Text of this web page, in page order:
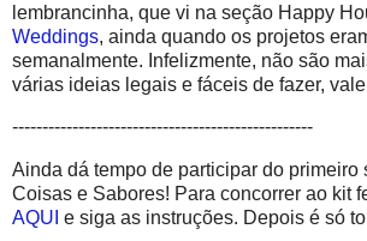
lembrancinha, que vi na seção Happy
Weddings, ainda quando os projetos
semanalmente. Infelizmente, não são
várias ideias legais e fáceis de fazer,
--------------------------------------------------
Ainda dá tempo de participar do primeiro
Coisas e Sabores! Para concorrer ao kit
AQUI e siga as instruções. Depois é só